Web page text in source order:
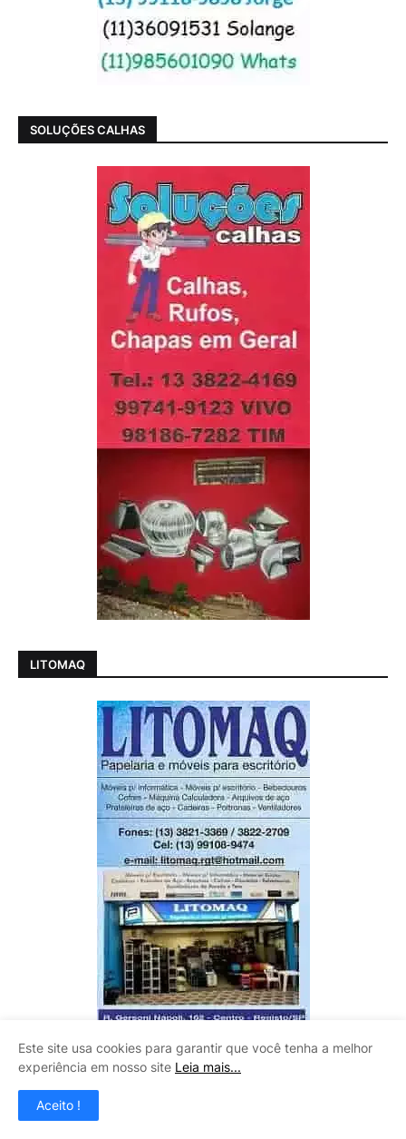
SOLUÇÕES CALHAS
LITOMAQ
CLAUDINEY VIDROS
Este site usa cookies para garantir que você tenha a melhor
experiência em nosso site Leia mais...
Aceito !